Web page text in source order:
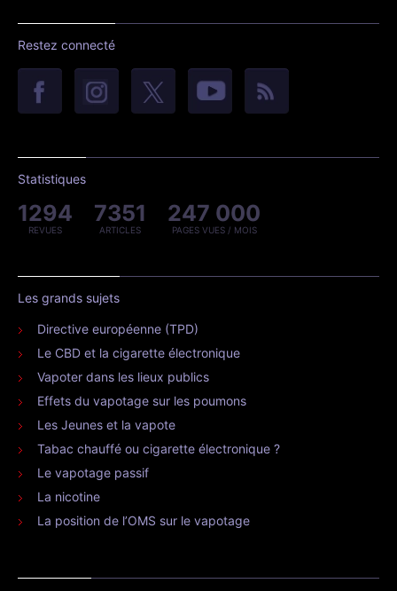
Restez connecté
Statistiques
1294
REVUES
7351
ARTICLES
247 000
PAGES VUES / MOIS
Les grands sujets
Directive européenne (TPD)
Le CBD et la cigarette électronique
Vapoter dans les lieux publics
Effets du vapotage sur les poumons
Les Jeunes et la vapote
Tabac chauffé ou cigarette électronique ?
Le vapotage passif
La nicotine
La position de l’OMS sur le vapotage